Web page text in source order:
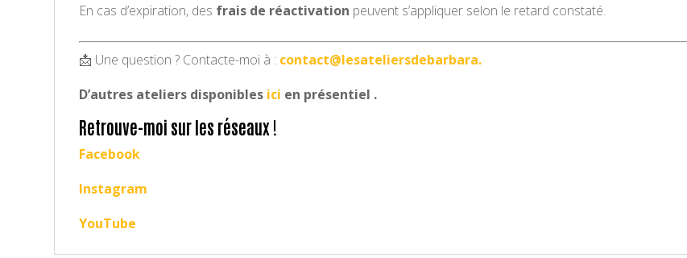
En cas d’expiration, des frais de réactivation peuvent s’appliquer selon le retard constaté.
📩 Une question ? Contacte-moi à : contact@lesateliersdebarbara.
D’autres ateliers disponibles ici en présentiel .
Retrouve-moi sur les réseaux !
Facebook
Instagram
YouTube